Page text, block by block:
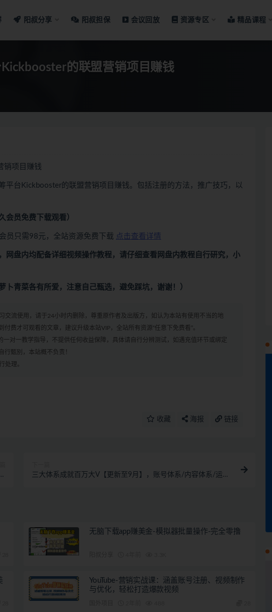
阳叔分享 阳叔担保 会议回放 资源专区 精品课程
的联盟营销项目赚钱
销项目赚钱
平台Kickbooster的联盟营销项目赚钱。包括注册的方法，推广技巧，以
会员免费下载观看）
员只需98元，全站资源免费下载 点击查看详情
网盘内均配备详细视频操作教程，请仔细查看网盘内教程自行研究，小
青菜各有所爱，注意自己甄选，避免踩坑，谢谢！）
交流使用，请于24小时内删除，尊重原作者及出版方，如认为本站有使用不当的地
费才可观看的文章，建议升级本站VIP，全站所有资源“任意下免费看”。
对一教学指导，不提供任何收益保障，具体请自行分辨测试，如遇充值环节或绑定
行甄别，本站概不负责！
处理。
收藏 海报 链接
三大体系成就百万大V【更新至9月】，账号体系/内容体系/运营
无脑下载app赚美金-模拟器批量操作-完全零撸
YouTube-营销实战课：涵盖账号注册、视频制作
与优化，轻松打造爆款视频